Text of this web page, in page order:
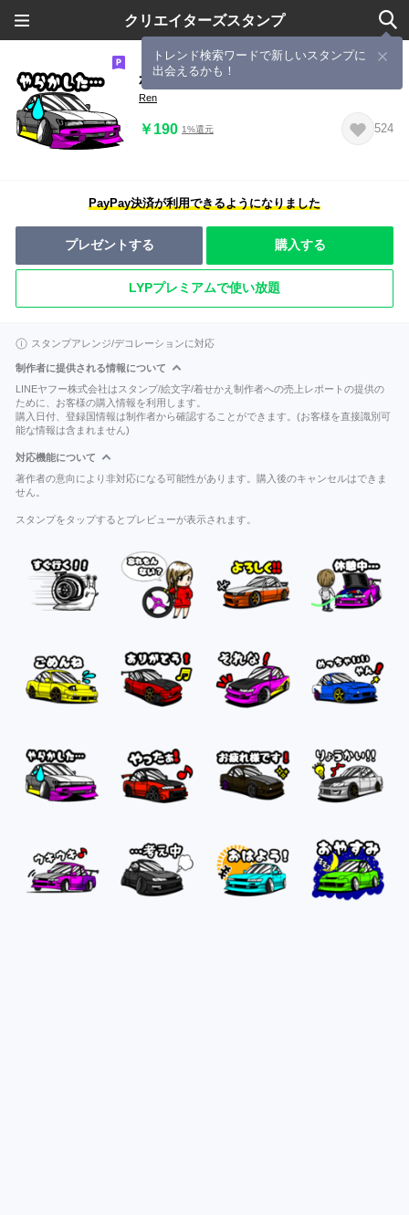
クリエイターズスタンプ
トレンド検索ワードで新しいスタンプに
出会えるかも！
かわいくなったドリ車達！vol.1
Ren
￥190 1%還元 524
PayPay決済が利用できるようになりました
プレゼントする 購入する
LYPプレミアムで使い放題
スタンプアレンジ/デコレーションに対応
制作者に提供される情報について
LINEヤフー株式会社はスタンプ/絵文字/着せかえ制作者への売上レポートの提供の
ために、お客様の購入情報を利用します。
購入日付、登録国情報は制作者から確認することができます。(お客様を直接識別可
能な情報は含まれません)
対応機能について
著作者の意向により非対応になる可能性があります。購入後のキャンセルはできま
せん。
スタンプをタップするとプレビューが表示されます。